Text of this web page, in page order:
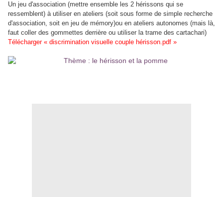
Un jeu d'association (mettre ensemble les 2 hérissons qui se
ressemblent) à utiliser en ateliers (soit sous forme de simple recherche
d'association, soit en jeu de mémory)ou en ateliers autonomes (mais là,
faut coller des gommettes derrière ou utiliser la trame des cartachari)
Télécharger « discrimination visuelle couple hérisson.pdf »